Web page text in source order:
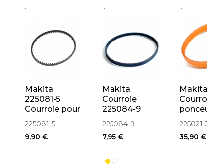
..
Makita
225081-5
Courroie pour
ponceuse
9403, 9921
225081-5
9,90 €
..
Makita
Courroie
225084-9
pour
ponceuse
9404, 9903,
225084-9
7,95 €
..
Makita
Courroie
ponceuse
9401,
MT941,
M9400,
225021-3
35,90 €